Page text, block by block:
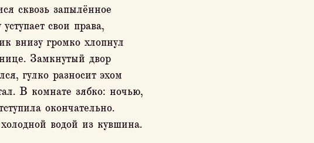
сквозь запылённое
свои права,
внизу громко хлопнул
Замкнутый двор
гулко разносит эхом
В комнате зябко: ночью,
окончательно.
водой из кувшина.